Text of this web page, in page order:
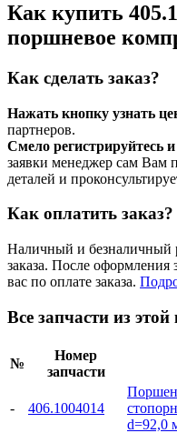
Как купить
поршневое
Как сделать заказ?
Нажать кнопку узнать
партнеров.
Смело регистрируйтесь и
заявки менеджер сам Вам
деталей и
Как оплатить заказ?
Наличный и безналичный
заказа. После оформления
вас по оплате заказа.
Все запчасти из этой
№
Номер
запчасти
- 406.1004014
d=92,0